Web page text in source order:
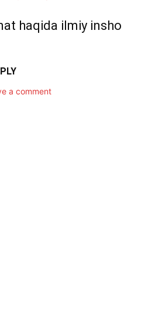
haqida ilmiy insho
a comment